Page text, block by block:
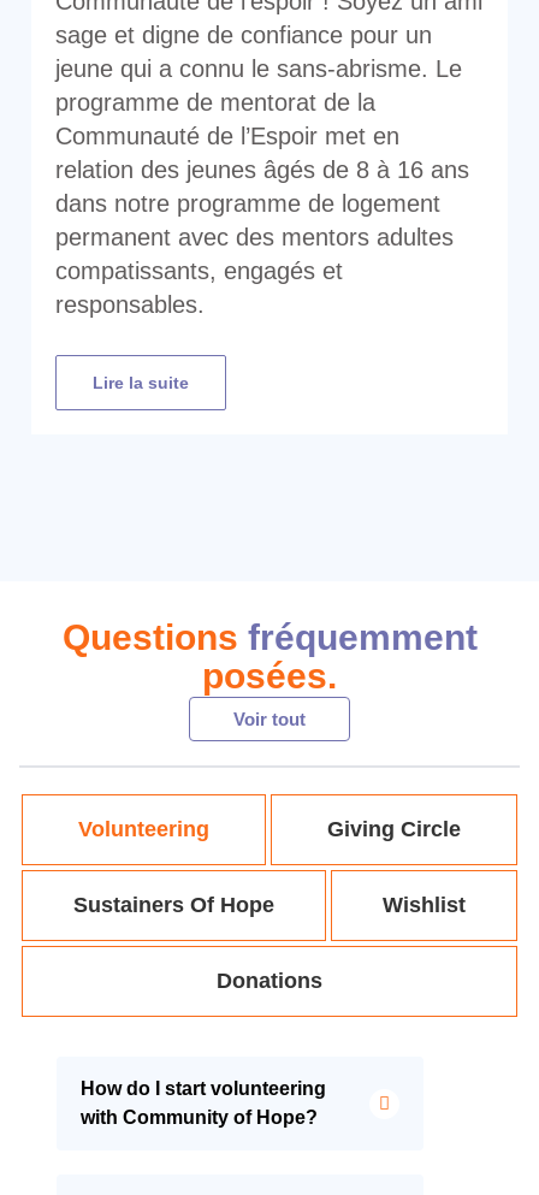
sage et digne de confiance pour un
jeune qui a connu le sans-abrisme. Le
programme de mentorat de la
Communauté de l’Espoir met en
relation des jeunes âgés de 8 à 16 ans
dans notre programme de logement
permanent avec des mentors adultes
compatissants, engagés et
responsables.
Lire la suite
randonnées, restaurants, et bien plus
encore !
Questions fréquemment
posées.
Voir tout
Volunteering Giving Circle
Sustainers Of Hope Wishlist
Donations
How do I start volunteering
with Community of Hope?